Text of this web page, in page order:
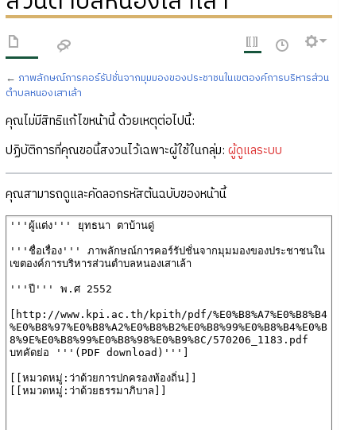
← ภาพลักษณ์การคอร์รัปชั่นจากมุมมองของประชาชนในเขตองค์การบริหารส่วน
ตำบลหนองเสาเล้า
คุณไม่มีสิทธิแก้ไขหน้านี้ ด้วยเหตุต่อไปนี้:
ปฏิบัติการที่คุณขอนี้สงวนไว้เฉพาะผู้ใช้ในกลุ่ม: ผู้ดูแลระบบ
คุณสามารถดูและคัดลอกรหัสต้นฉบับของหน้านี้